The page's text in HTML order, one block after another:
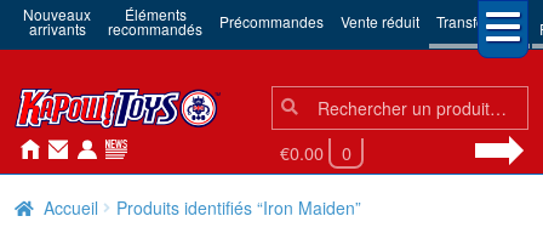
Nouveaux
arrivants
Éléments
recommandés Précommandes Vente réduit Transformers
Chercher:
Chercher
€0.00 0
Accueil Produits identifiés “Iron Maiden”